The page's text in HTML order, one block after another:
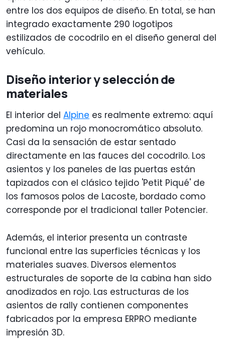
entre los dos equipos de diseño. En total, se han
integrado exactamente 290 logotipos
estilizados de cocodrilo en el diseño general del
vehículo.
Diseño interior y selección de
materiales
El interior del Alpine es realmente extremo: aquí
predomina un rojo monocromático absoluto.
Casi da la sensación de estar sentado
directamente en las fauces del cocodrilo. Los
asientos y los paneles de las puertas están
tapizados con el clásico tejido 'Petit Piqué' de
los famosos polos de Lacoste, bordado como
corresponde por el tradicional taller Potencier.
Además, el interior presenta un contraste
funcional entre las superficies técnicas y los
materiales suaves. Diversos elementos
estructurales de soporte de la cabina han sido
anodizados en rojo. Las estructuras de los
asientos de rally contienen componentes
fabricados por la empresa ERPRO mediante
impresión 3D.